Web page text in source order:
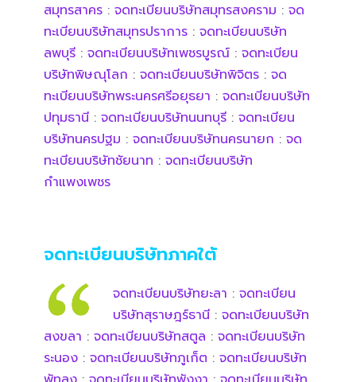
สมุทรสาคร : จดทะเบียนบริษัทสมุทรสงคราม : จด
ทะเบียนบริษัทสมุทรปราการ : จดทะเบียนบริษัท
ลพบุรี : จดทะเบียนบริษัทเพชรบูรณ์ : จดทะเบียน
บริษัทพิษณุโลก : จดทะเบียนบริษัทพิจิตร : จด
ทะเบียนบริษัทพระนครศรีอยุธยา : จดทะเบียนบริษัท
ปทุมธานี : จดทะเบียนบริษัทนนทบุรี : จดทะเบียน
บริษัทนครปฐม : จดทะเบียนบริษัทนครนายก : จด
ทะเบียนบริษัทชัยนาท : จดทะเบียนบริษัท
กำแพงเพชร
จดทะเบียนบริษัทภาคใต้
จดทะเบียนบริษัทยะลา : จดทะเบียน
บริษัทสุราษฎร์ธานี : จดทะเบียนบริษัท
สงขลา : จดทะเบียนบริษัทสตูล : จดทะเบียนบริษัท
ระนอง : จดทะเบียนบริษัทภูเก็ต : จดทะเบียนบริษัท